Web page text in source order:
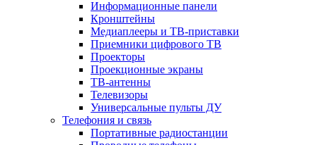
Информационные панели
Кронштейны
Медиаплееры и ТВ-приставки
Приемники цифрового ТВ
Проекторы
Проекционные экраны
ТВ-антенны
Телевизоры
Универсальные пульты ДУ
Телефония и связь
Портативные радиостанции